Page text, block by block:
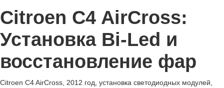
Citroen C4 AirCross:
Установка Bi-Led и
восстановление фар
Citroen C4 AirCross, 2012 год, установка светодиодных модулей,